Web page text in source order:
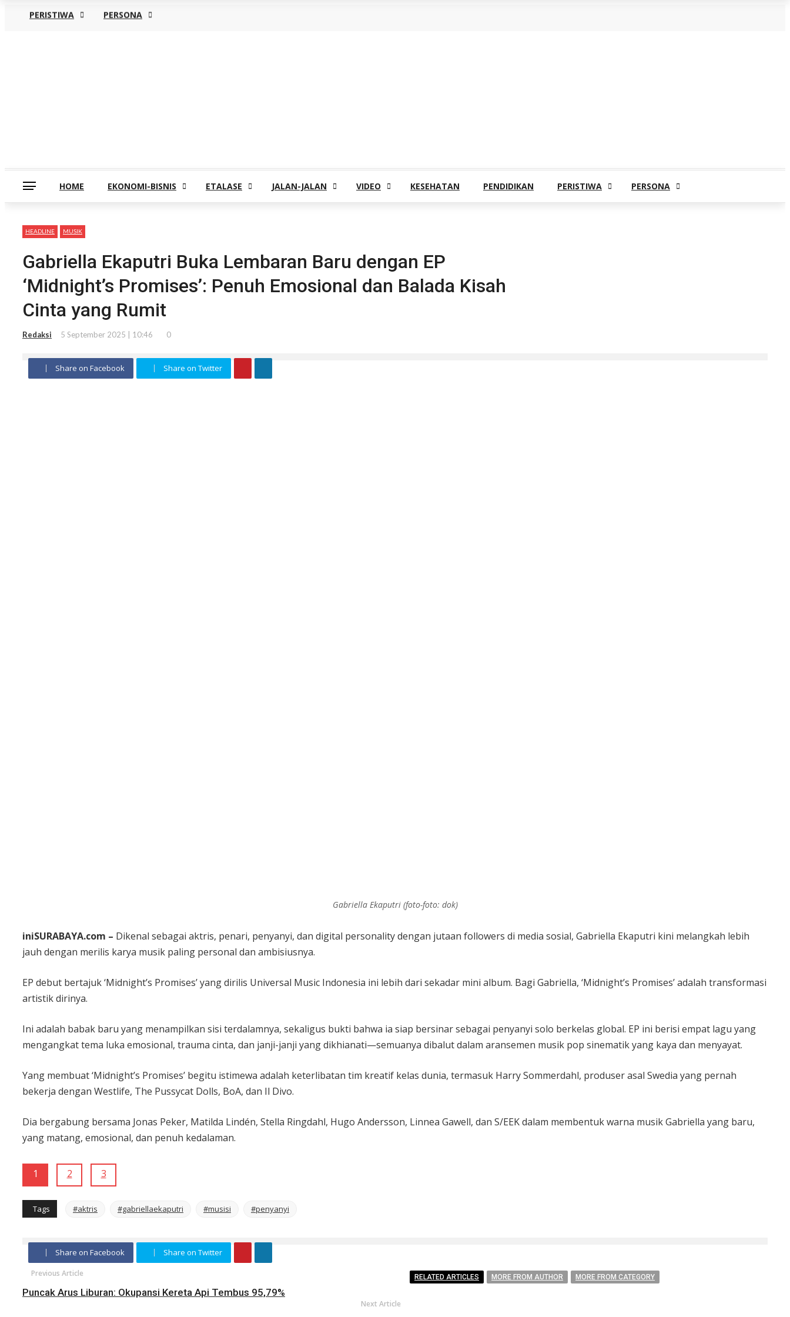
HOME EKONOMI-BISNIS ETALASE JALAN-JALAN VIDEO KESEHATAN PENDIDIKAN PERISTIWA PERSONA
PERISTIWA PERSONA
HEADLINE MUSIK
Gabriella Ekaputri Buka Lembaran Baru dengan EP
‘Midnight’s Promises’: Penuh Emosional dan Balada Kisah
Cinta yang Rumit
Redaksi 5 September 2025 | 10:46 0
Share on Facebook Share on Twitter
Gabriella Ekaputri (foto-foto: dok)
iniSURABAYA.com – Dikenal sebagai aktris, penari, penyanyi, dan digital personality dengan jutaan followers di media sosial, Gabriella Ekaputri kini melangkah lebih
jauh dengan merilis karya musik paling personal dan ambisiusnya.
EP debut bertajuk ‘Midnight’s Promises’ yang dirilis Universal Music Indonesia ini lebih dari sekadar mini album. Bagi Gabriella, ‘Midnight’s Promises’ adalah transformasi
artistik dirinya.
Ini adalah babak baru yang menampilkan sisi terdalamnya, sekaligus bukti bahwa ia siap bersinar sebagai penyanyi solo berkelas global. EP ini berisi empat lagu yang
mengangkat tema luka emosional, trauma cinta, dan janji-janji yang dikhianati—semuanya dibalut dalam aransemen musik pop sinematik yang kaya dan menyayat.
Yang membuat ‘Midnight’s Promises’ begitu istimewa adalah keterlibatan tim kreatif kelas dunia, termasuk Harry Sommerdahl, produser asal Swedia yang pernah
bekerja dengan Westlife, The Pussycat Dolls, BoA, dan Il Divo.
Dia bergabung bersama Jonas Peker, Matilda Lindén, Stella Ringdahl, Hugo Andersson, Linnea Gawell, dan S/EEK dalam membentuk warna musik Gabriella yang baru,
yang matang, emosional, dan penuh kedalaman.
1 2 3
Tags #aktris #gabriellaekaputri #musisi #penyanyi
Share on Facebook Share on Twitter
Previous Article
Puncak Arus Liburan: Okupansi Kereta Api Tembus 95,79%
Next Article
RELATED ARTICLES MORE FROM AUTHOR MORE FROM CATEGORY